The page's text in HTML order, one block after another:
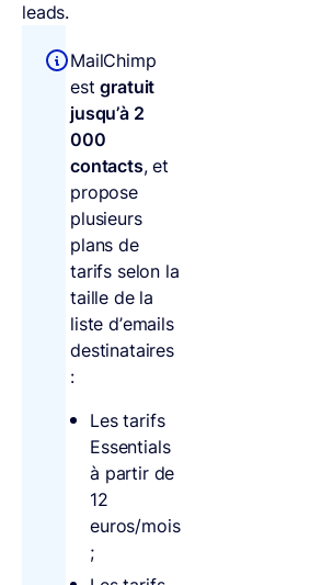
leads.
MailChimp
estgratuit
jusqu’à 2
000
contacts, et
propose
plusieurs
plans de
tarifs selon la
taille de la
liste d’emails
destinataires
:
Les tarifs
Essentials
à partir de
12
euros/mois
;